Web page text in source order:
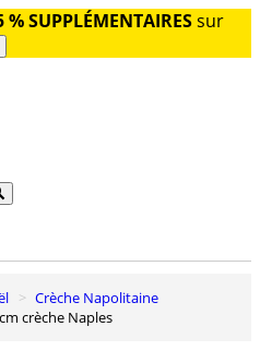
% SUPPLÉMENTAIRESsur
Crèche Napolitaine
crèche Naples